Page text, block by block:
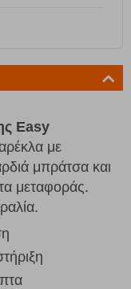
Easy
με
μπράτσα και
μεταφοράς.